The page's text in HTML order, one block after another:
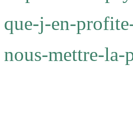
que-j-en-
nous-mettre-la-